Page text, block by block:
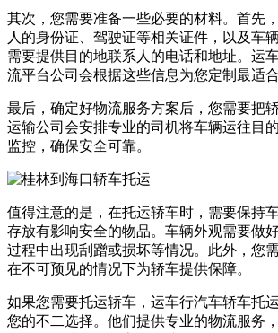
其次，您需要准备一些必要的材料。首先
人的身份证、驾驶证等相关证件，以及车
需要提供目的地联系人的电话和地址。运
流平台公司会根据这些信息为您定制最适
最后，确定好物流服务方案后，您需要把
运输公司会安排专业的司机将车辆运往目
监控，确保安全可靠。
值得注意的是，在托运轿车时，需要保持
存放有影响安全的物品。车辆外观需要做
过程中出现刮蹭或损坏等情况。此外，您
在不可预见的情况下为轿车提供保障。
如果您需要托运轿车，运车行汽车轿车托
您的不二选择。他们提供专业的物流服务